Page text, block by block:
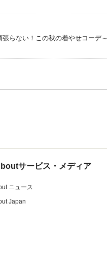
らない！この秋の着やせコーデ～
サービス・メディア
ニュース
Japan